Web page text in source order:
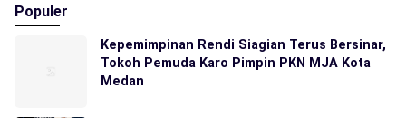
Populer
Kepemimpinan Rendi Siagian Terus Bersinar,
Tokoh Pemuda Karo Pimpin PKN MJA Kota
Medan